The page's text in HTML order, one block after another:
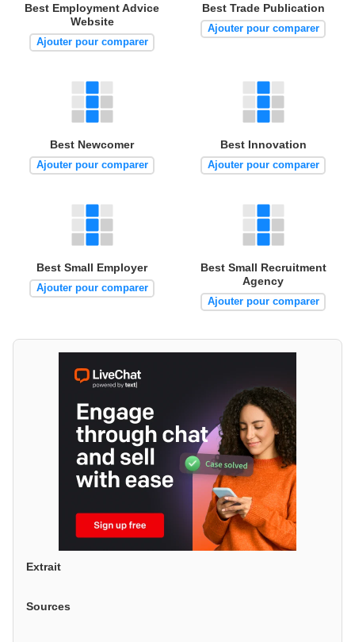
Best Employment Advice
Website
Ajouter pour comparer
Best Trade Publication
Ajouter pour comparer
Best Newcomer
Ajouter pour comparer
Best Innovation
Ajouter pour comparer
Best Small Employer
Ajouter pour comparer
Best Small Recruitment
Agency
Ajouter pour comparer
Extrait
Sources